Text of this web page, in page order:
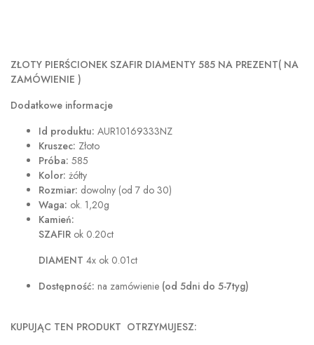
ZŁOTY PIERŚCIONEK SZAFIR DIAMENTY 585 NA PREZENT( NA
ZAMÓWIENIE )
Dodatkowe informacje
Id produktu: AUR10169333NZ
Kruszec: Złoto
Próba: 585
Kolor: żółty
Rozmiar: dowolny (od 7 do 30)
Waga: ok. 1,20g
Kamień:
SZAFIR ok 0.20ct
DIAMENT 4x ok 0.01ct
Dostępność: na zamówienie (od 5dni do 5-7tyg)
KUPUJĄC TEN PRODUKT OTRZYMUJESZ: